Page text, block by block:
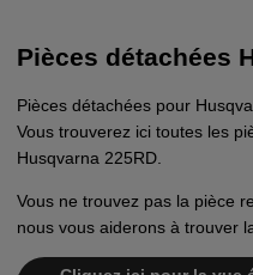
Pièces détachées
Pièces détachées pour
Vous trouverez ici toutes les
Husqvarna 225RD.
Vous ne trouvez pas la pièce
nous vous aiderons à trouver